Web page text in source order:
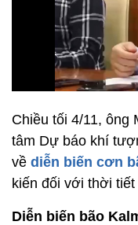
Chiều tối 4/11, ông
tâm Dự báo khí
về diễn biến cơn
kiến đối với thời
Diễn biến bão